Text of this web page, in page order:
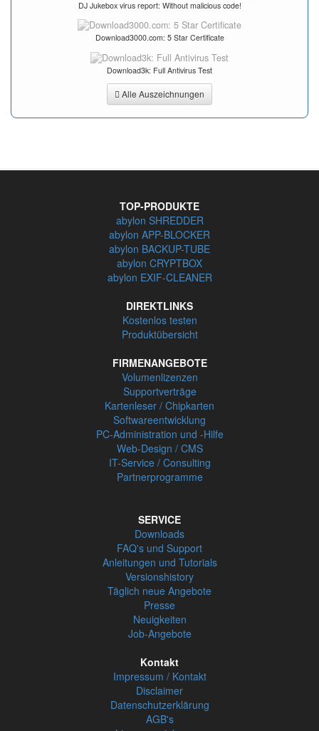
DJ Jukebox virus report: Without malicious code!
Download3000.com: 5 Star Certificate
Download3k: Full Antivirus Test
Alle Auszeichnungen
TOP-PRODUKTE
abylon SHREDDER
abylon APP-BLOCKER
abylon BACKUP-TUBE
abylon CRYPTBOX
abylon EXIF-CLEANER
DIREKTLINKS
Kostenlos testen
Produktübersicht
FIRMENANGEBOTE
Volumenlizenzen
Supportverträge
Kartenleser / Chipkarten
Softwareentwicklung
PC-Administration und -Hilfe
Web-Design / CMS
IT-Service / Consulting
Partnerprogramme
SERVICE
Downloads
FAQ's und Support
Anleitungen und Tutorials
Versionshistory
Täglich neue Angebote
Presse
Neuigkeiten
Job-Angebote
Kontakt
Impressum / Kontakt
Disclaimer
Datenschutzerklärung
AGB's